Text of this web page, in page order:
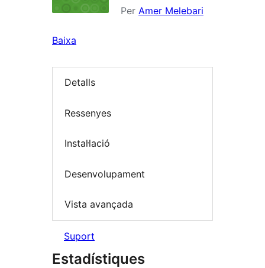
Per Amer Melebari
Baixa
Detalls
Ressenyes
Instal·lació
Desenvolupament
Vista avançada
Suport
Estadístiques